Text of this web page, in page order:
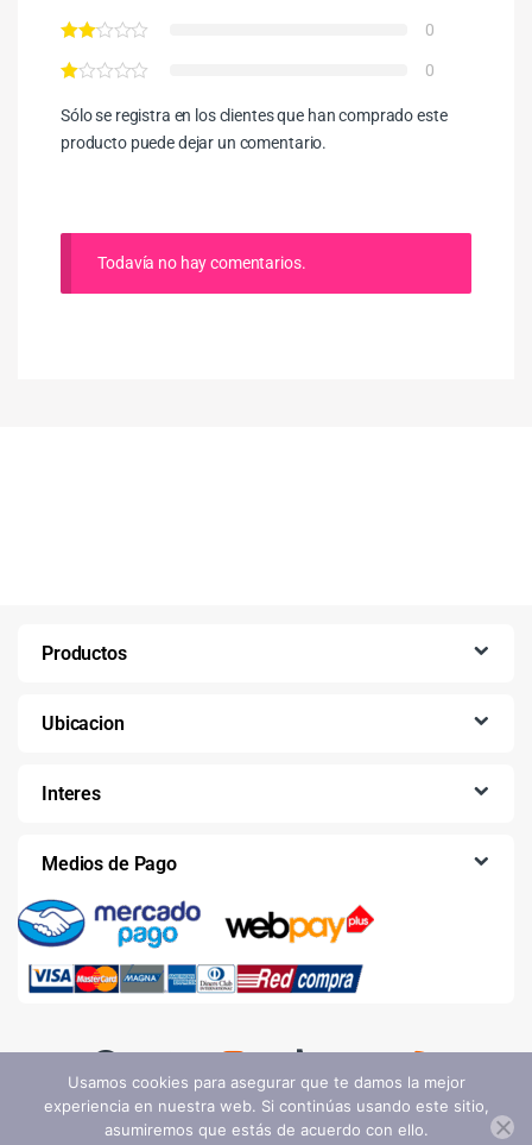
0
0
Sólo se registra en los clientes que han comprado este
producto puede dejar un comentario.
Todavía no hay comentarios.
Productos
Ubicacion
Interes
Medios de Pago
Usamos cookies para asegurar que te damos la mejor
experiencia en nuestra web. Si continúas usando este sitio,
asumiremos que estás de acuerdo con ello.